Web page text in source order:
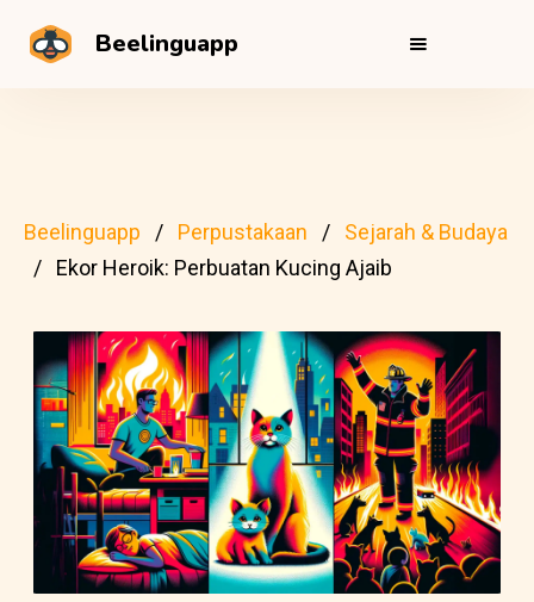
Beelinguapp
Beelinguapp Perpustakaan
Sejarah & Budaya
Ekor Heroik: Perbuatan Kucing Ajaib